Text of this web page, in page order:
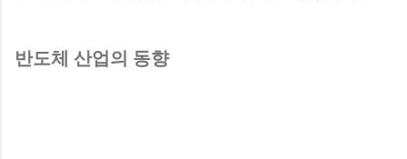
반도체 산업의 동향